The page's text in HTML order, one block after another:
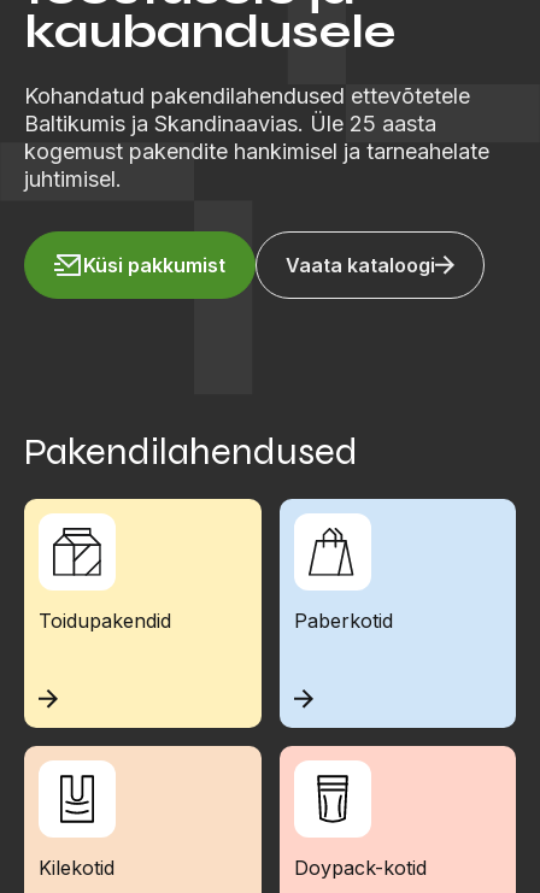
kaubandusele
Kohandatud pakendilahendused ettevõtetele
Baltikumis ja Skandinaavias. Üle 25 aasta
kogemust pakendite hankimisel ja tarneahelate
juhtimisel.
Küsi pakkumist Vaata kataloogi
Pakendilahendused
Toidupakendid Paberkotid
Kilekotid Doypack-kotid